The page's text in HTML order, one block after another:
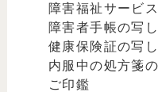
障害福祉サービ
障害者手帳の写し
健康保険証の写し
内服中の処方箋
ご印鑑